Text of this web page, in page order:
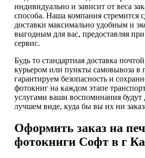
индивидуально и зависит от веса
способа. Наша компания стремится
доставки максимально удобным и
выгодным для вас, предоставляя
сервис.
Будь то стандартная доставка
курьером или пункты самовывоза в
гарантируем безопасность и
фотокниг на каждом этапе
услугами ваши воспоминания будут
лучшем виде, куда бы вы их ни
Оформить заказ на
фотокниги Софт в г